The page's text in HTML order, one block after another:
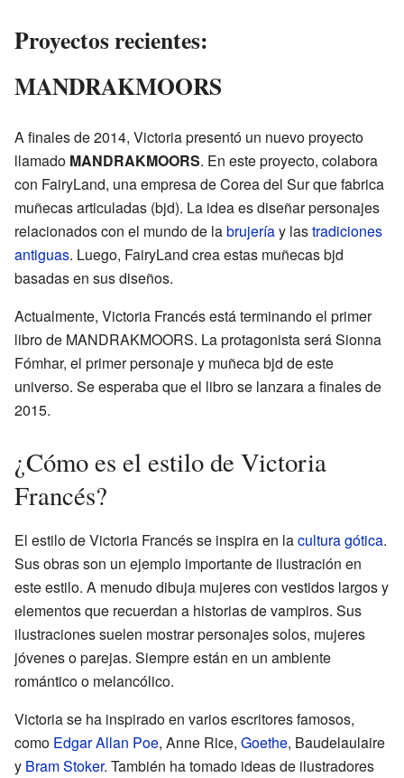
Proyectos recientes:
MANDRAKMOORS
A finales de 2014, Victoria presentó un nuevo proyecto
llamado MANDRAKMOORS. En este proyecto, colabora
con FairyLand, una empresa de Corea del Sur que fabrica
muñecas articuladas (bjd). La idea es diseñar personajes
relacionados con el mundo de labrujeríay lastradiciones
antiguas. Luego, FairyLand crea estas muñecas bjd
basadas en sus diseños.
Actualmente, Victoria Francés está terminando el primer
libro de MANDRAKMOORS. La protagonista será Sionna
Fómhar, el primer personaje y muñeca bjd de este
universo. Se esperaba que el libro se lanzara a finales de
2015.
¿Cómo es el estilo de Victoria
Francés?
El estilo de Victoria Francés se inspira en lacultura gótica.
Sus obras son un ejemplo importante de ilustración en
este estilo. A menudo dibuja mujeres con vestidos largos y
elementos que recuerdan a historias de vampiros. Sus
ilustraciones suelen mostrar personajes solos, mujeres
jóvenes o parejas. Siempre están en un ambiente
romántico o melancólico.
Victoria se ha inspirado en varios escritores famosos,
como Edgar Allan Poe, Anne Rice, Goethe, Baudelaulaire
y Bram Stoker. También ha tomado ideas de ilustradores